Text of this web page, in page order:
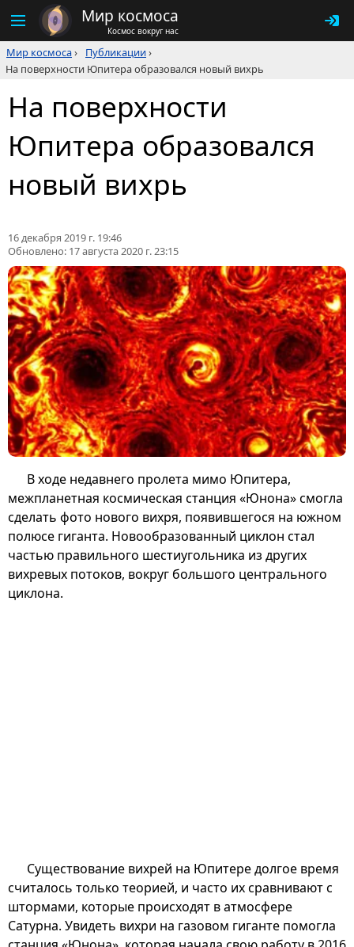
Мир космоса
Космос вокруг нас
Мир космоса› Публикации›
На поверхности Юпитера образовался новый вихрь
На поверхности
Юпитера образовался
новый вихрь
16 декабря 2019 г. 19:46
Обновлено: 17 августа 2020 г. 23:15
В ходе недавнего пролета мимо Юпитера,
межпланетная космическая станция «Юнона» смогла
сделать фото нового вихря, появившегося на южном
полюсе гиганта. Новообразованный циклон стал
частью правильного шестиугольника из других
вихревых потоков, вокруг большого центрального
циклона.
Существование вихрей на Юпитере долгое время
считалось только теорией, и часто их сравнивают с
штормами, которые происходят в атмосфере
Сатурна. Увидеть вихри на газовом гиганте помогла